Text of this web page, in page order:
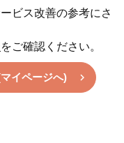
ビス改善の参考にさ
をご確認ください。
イページへ)